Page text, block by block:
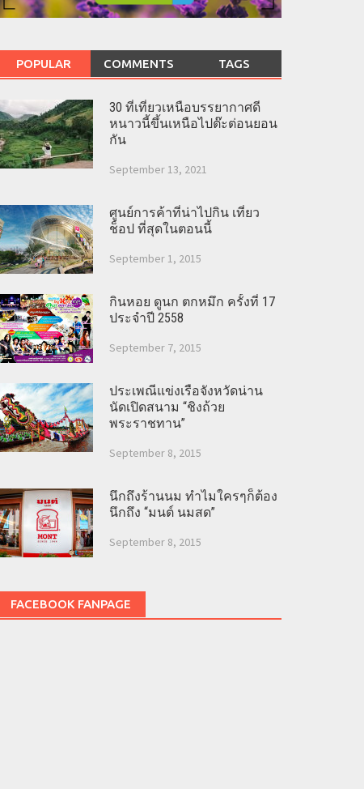
POPULAR COMMENTS TAGS
30 ที่เที่ยวเหนือบรรยากาศดี
หนาวนี้ขึ้นเหนือไปต๊ะต่อนยอน
กัน
September 13, 2021
ศูนย์การค้าที่น่าไปกิน เที่ยว
ช็อป ที่สุดในตอนนี้
September 1, 2015
กินหอย ดูนก ตกหมึก ครั้งที่ 17
ประจำปี 2558
September 7, 2015
ประเพณีแข่งเรือจังหวัดน่าน
นัดเปิดสนาม “ชิงถ้วย
พระราชทาน”
September 8, 2015
นึกถึงร้านนม ทำไมใครๆก็ต้อง
นึกถึง “มนต์ นมสด”
September 8, 2015
FACEBOOK FANPAGE